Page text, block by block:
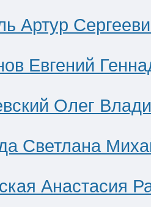
Артур
Евгений
Олег
Светлана
Анастасия